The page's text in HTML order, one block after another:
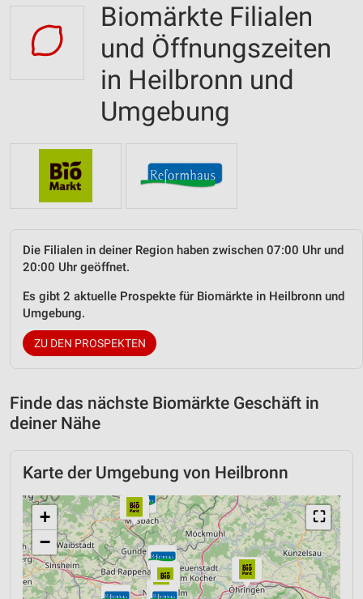
Biomärkte Filialen
und Öffnungszeiten
in Heilbronn und
Umgebung
Die Filialen in deiner Region haben zwischen 07:00 Uhr und
20:00 Uhr geöffnet.
Es gibt 2 aktuelle Prospekte für Biomärkte in Heilbronn und
Umgebung.
ZU DEN PROSPEKTEN
Finde das nächste Biomärkte Geschäft in
deiner Nähe
Karte der Umgebung von Heilbronn
⛶
+
−